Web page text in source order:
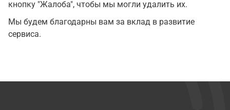
кнопку "Жалоба", чтобы мы могли удалить их.
Мы будем благодарны вам за вклад в развитие
сервиса.